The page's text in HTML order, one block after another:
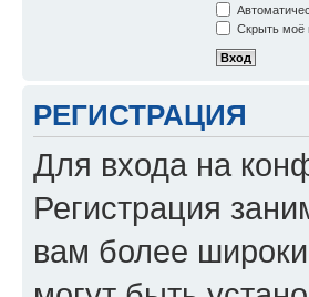
Скрыть моё
РЕГИСТРАЦИЯ
Для входа на
Регистрация
вам более